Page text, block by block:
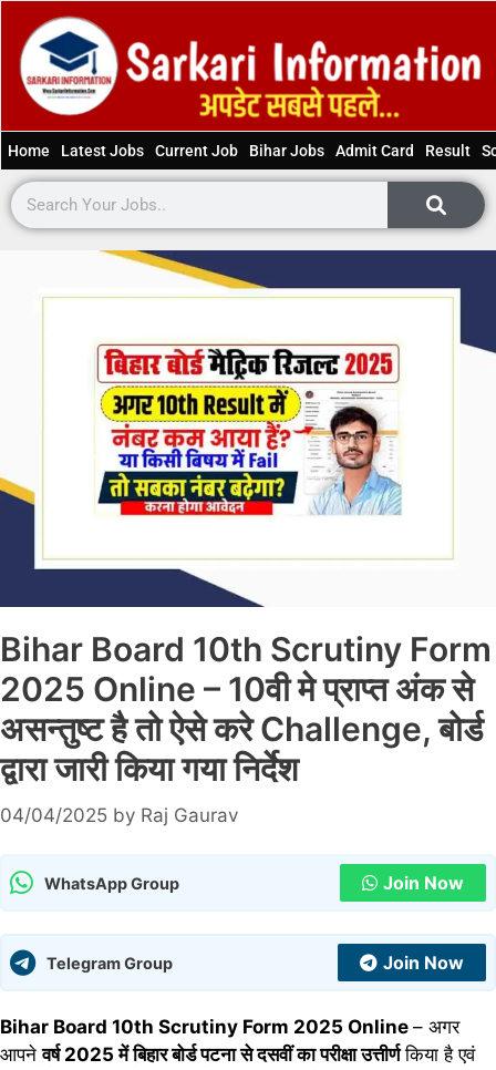
Home Latest Jobs Current Job Bihar Jobs Admit Card Result
Bihar Board 10th Scrutiny Form
2025 Online – 10वी मे प्राप्त अंक से
असन्तुष्ट है तो ऐसे करे Challenge, बोर्ड
द्वारा जारी किया गया निर्देश
04/04/2025 by Raj Gaurav
WhatsApp Group Join Now
Telegram Group Join Now
Bihar Board 10th Scrutiny Form 2025 Online – अगर
आपनेवर्ष 2025 में बिहार बोर्ड पटना से दसवीं का परीक्षा उत्तीर्णकिया है एवं